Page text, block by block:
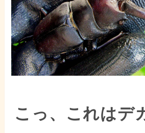
こっ、これはデ